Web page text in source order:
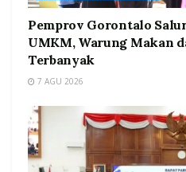
Pemprov Gorontalo
UMKM, Warung Makan
Terbanyak
7 AGU 2026